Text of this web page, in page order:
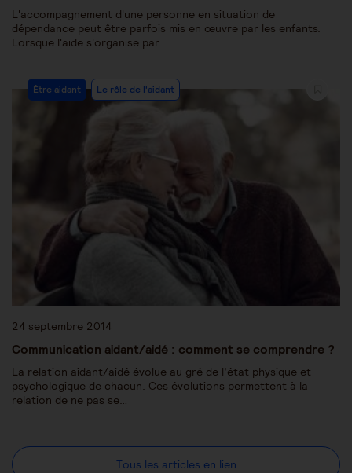
L'accompagnement d'une personne en situation de
dépendance peut être parfois mis en œuvre par les enfants.
Lorsque l'aide s'organise par…
Être aidant Le rôle de l'aidant
24 septembre 2014
Communication aidant/aidé : comment se comprendre ?
La relation aidant/aidé évolue au gré de l’état physique et
psychologique de chacun. Ces évolutions permettent à la
relation de ne pas se…
Tous les articles en lien